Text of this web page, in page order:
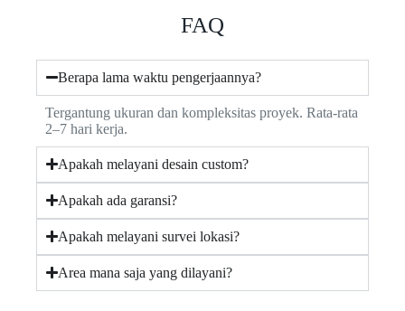
FAQ
Berapa lama waktu pengerjaannya?
Tergantung ukuran dan kompleksitas proyek. Rata-rata
2–7 hari kerja.
Apakah melayani desain custom?
Apakah ada garansi?
Apakah melayani survei lokasi?
Area mana saja yang dilayani?